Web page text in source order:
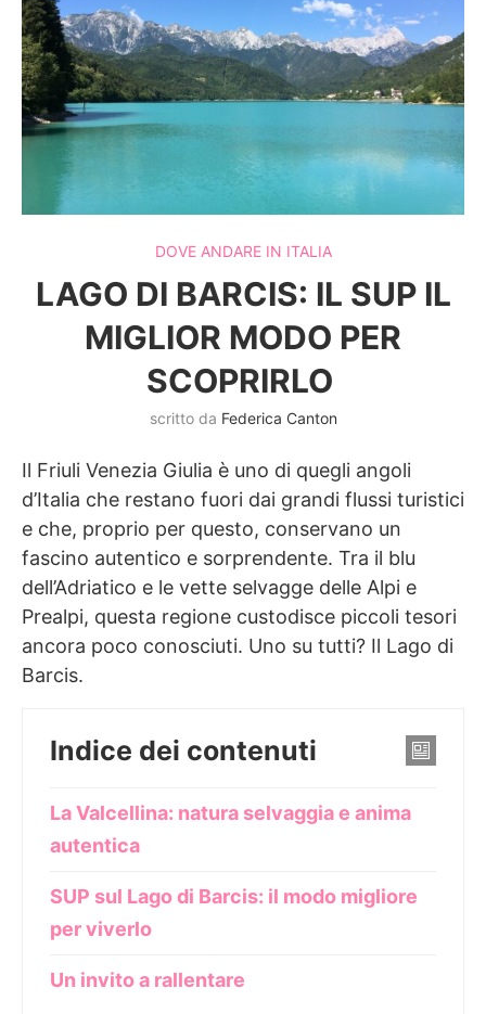
DOVE ANDARE IN ITALIA
LAGO DI BARCIS: IL SUP IL
MIGLIOR MODO PER
SCOPRIRLO
scritto da Federica Canton
Il Friuli Venezia Giulia è uno di quegli angoli
d’Italia che restano fuori dai grandi flussi turistici
e che, proprio per questo, conservano un
fascino autentico e sorprendente. Tra il blu
dell’Adriatico e le vette selvagge delle Alpi e
Prealpi, questa regione custodisce piccoli tesori
ancora poco conosciuti. Uno su tutti? Il Lago di
Barcis.
Indice dei contenuti
La Valcellina: natura selvaggia e anima
autentica
SUP sul Lago di Barcis: il modo migliore
per viverlo
Un invito a rallentare